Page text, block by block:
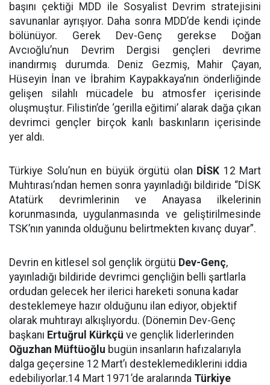
başını çektiği MDD ile Sosyalist Devrim stratejisini
savunanlar ayrışıyor. Daha sonra MDD’de kendi içinde
bölünüyor. Gerek Dev-Genç gerekse Doğan
Avcıoğlu’nun Devrim Dergisi gençleri devrime
inandırmış durumda. Deniz Gezmiş, Mahir Çayan,
Hüseyin İnan ve İbrahim Kaypakkaya’nın önderliğinde
gelişen silahlı mücadele bu atmosfer içerisinde
oluşmuştur. Filistin’de ‘gerilla eğitimi’ alarak dağa çıkan
devrimci gençler birçok kanlı baskınların içerisinde
yer aldı.
Türkiye Solu’nun en büyük örgütü olan DİSK 12 Mart
Muhtırası’ndan hemen sonra yayınladığı bildiride “DİSK
Atatürk devrimlerinin ve Anayasa ilkelerinin
korunmasında, uygulanmasında ve geliştirilmesinde
TSK’nın yanında olduğunu belirtmekten kıvanç duyar”.
Devrin en kitlesel sol gençlik örgütü Dev-Genç,
yayınladığı bildiride devrimci gençliğin belli şartlarla
ordudan gelecek her ilerici hareketi sonuna kadar
desteklemeye hazır olduğunu ilan ediyor, objektif
olarak muhtırayı alkışlıyordu. (Dönemin Dev-Genç
başkanı Ertuğrul Kürkçü ve gençlik liderlerinden
Oğuzhan Müftüoğlu bugün insanların hafızalarıyla
dalga geçersine 12 Mart’ı desteklemediklerini iddia
edebiliyor­lar.14 Mart 1971’de aralarında Türkiye